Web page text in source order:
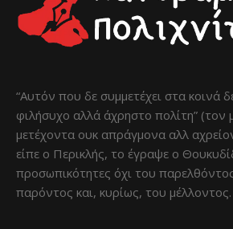
“Αυτόν που δε συμμετέχει στα κοινά
φιλήσυχο αλλά άχρηστο πολίτη” (τον
μετέχοντα ουκ απράγμονα αλλ
είπε ο Περικλής, το έγραψε ο
προσωπικότητες όχι του
παρόντος και, κυρίως, του μέλλοντος.